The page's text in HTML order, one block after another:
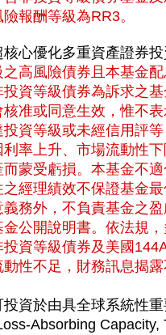
報酬等級為RR3。
核心優化多重資產證券
之高風險債券且本基金
投資等級債券為訴求之
核准或同意生效，惟不
投資等級或未經信用評
利率上升、市場流動性
而蒙受虧損。本基金不
之經理績效不保證基金
義務外，不負責基金之
金公開說明書。依法規
投資等級債券及美國
動性不足，財務訊息揭
投資於由具全球系統性
Loss-Absorbing